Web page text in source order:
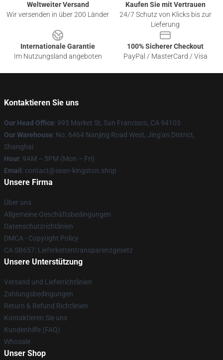
Weltweiter Versand
Wir versenden in über 200 Länder
Kaufen Sie mit Vertrauen
24/7 Schutz von Klicks bis zur
Lieferung
Internationale Garantie
Im Nutzungsland angeboten
100% Sicherer Checkout
PayPal / MasterCard / Visa
Kontaktieren Sie uns
Our Head Office: 995 Market St, San Francisco, CA 94103
Our Warehouse: No. 6464 Nanjing Road West, Jing'an District,
Shanghai
Hour: 9AM – 5PM (Mon – Fri)
Email : contact@sean-kingston.shop
Unsere Firma
Über uns
Allgemeine Geschäftsbedingungen
Datenschutzrichtlinien
DMCA - Copyright Policy
CA SB657: Lieferkettentransparenzgesetz
Unsere Unterstützung
Versand und Lieferrichtlinien
Zahlungsbedingungen
Return & Refund Richtlinien
Kontaktieren Sie uns
Kundenhilfe (FAQ)
Whosale
Unser Shop